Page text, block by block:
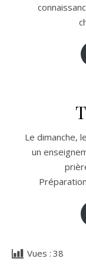
Le dimanche,
un
Vues : 38